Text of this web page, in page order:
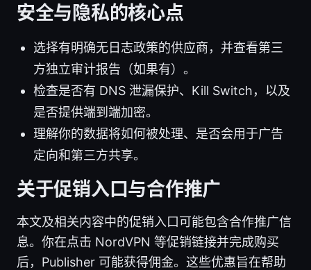
安全与隐私的核心点
选择有明确无日志政策的供应商，并查看第三
方独立审计报告（如果有）。
检查是否有 DNS 泄漏保护、Kill Switch，以及
是否提供端到端加密。
理解你的数据将如何被处理、是否会用于广告
定向和第三方共享。
关于促销入口与合作推广
本文及相关内容中的促销入口可能包含合作推广信
息。你在点击 NordVPN 等促销链接并完成购买
后，Publisher 可能获得佣金。这些优惠旨在帮助